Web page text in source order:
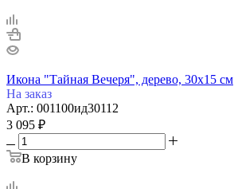
Икона "Тайная Вечеря", дерево, 30х15 см
На заказ
Арт.: 001100ид30112
3 095 ₽
В корзину